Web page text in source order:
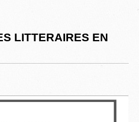
LITTERAIRES EN